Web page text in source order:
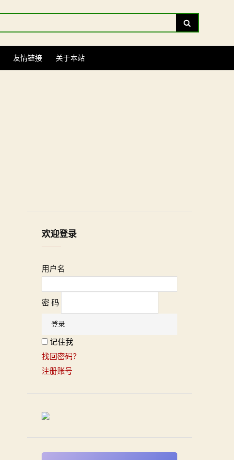
Search
友情链接 关于本站
欢迎登录
用户名
密 码
记住我
找回密码？
注册账号